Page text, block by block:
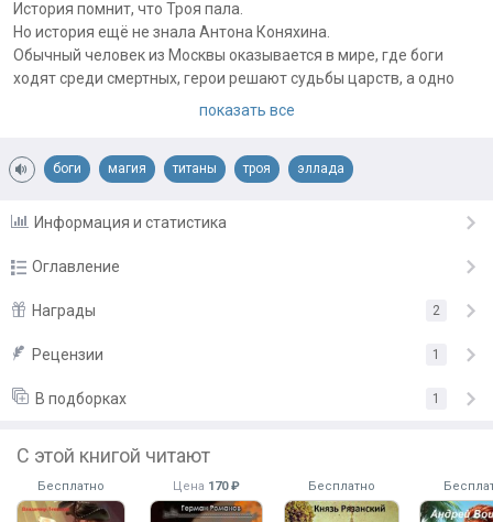
История помнит, что Троя пала.
Но история ещё не знала Антона Коняхина.
Обычный человек из Москвы оказывается в мире, где боги
ходят среди смертных, герои решают судьбы царств, а одно
показать все
боги магия титаны троя эллада
Информация и статистика
Оглавление
Пролог 9.09.22
Глава 1 22.07.22
Глава 2 19.08.22
Глава 4
23.11.24
Награды 2
«Спасибо за ваш труд!»
«Мне очень нравится!»
Рецензии 1
В подборках 1
С этой книгой читают
Бесплатно Цена 170 ₽ Бесплатно